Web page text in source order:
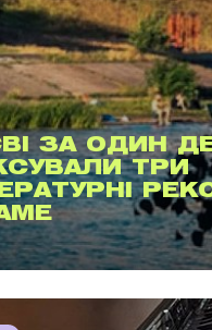
ЗА ОДИН
ТРИ